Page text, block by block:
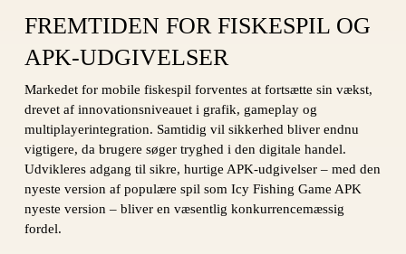
FREMTIDEN FOR FISKESPIL OG
APK-UDGIVELSER
Markedet for mobile fiskespil forventes at fortsætte sin vækst,
drevet af innovationsniveauet i grafik, gameplay og
multiplayerintegration. Samtidig vil sikkerhed bliver endnu
vigtigere, da brugere søger tryghed i den digitale handel.
Udvikleres adgang til sikre, hurtige APK-udgivelser – med den
nyeste version af populære spil som Icy Fishing Game APK
nyeste version – bliver en væsentlig konkurrencemæssig
fordel.